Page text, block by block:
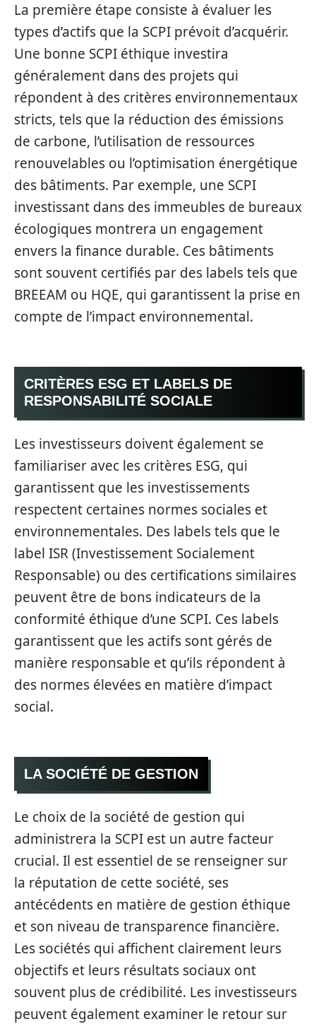
La première étape consiste à évaluer les
types d’actifs que la SCPI prévoit d’acquérir.
Une bonne SCPI éthique investira
généralement dans des projets qui
répondent à des critères environnementaux
stricts, tels que la réduction des émissions
de carbone, l’utilisation de ressources
renouvelables ou l’optimisation énergétique
des bâtiments. Par exemple, une SCPI
investissant dans des immeubles de bureaux
écologiques montrera un engagement
envers la finance durable. Ces bâtiments
sont souvent certifiés par des labels tels que
BREEAM ou HQE, qui garantissent la prise en
compte de l’impact environnemental.
CRITÈRES ESG ET LABELS DE
RESPONSABILITÉ SOCIALE
Les investisseurs doivent également se
familiariser avec les critères ESG, qui
garantissent que les investissements
respectent certaines normes sociales et
environnementales. Des labels tels que le
label ISR (Investissement Socialement
Responsable) ou des certifications similaires
peuvent être de bons indicateurs de la
conformité éthique d’une SCPI. Ces labels
garantissent que les actifs sont gérés de
manière responsable et qu’ils répondent à
des normes élevées en matière d’impact
social.
LA SOCIÉTÉ DE GESTION
Le choix de la société de gestion qui
administrera la SCPI est un autre facteur
crucial. Il est essentiel de se renseigner sur
la réputation de cette société, ses
antécédents en matière de gestion éthique
et son niveau de transparence financière.
Les sociétés qui affichent clairement leurs
objectifs et leurs résultats sociaux ont
souvent plus de crédibilité. Les investisseurs
peuvent également examiner le retour sur